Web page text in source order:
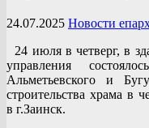
24.07.2025 Новости
24 июля в четверг, в
управления
Альметьевского и
строительства храма в
в г.Заинск.